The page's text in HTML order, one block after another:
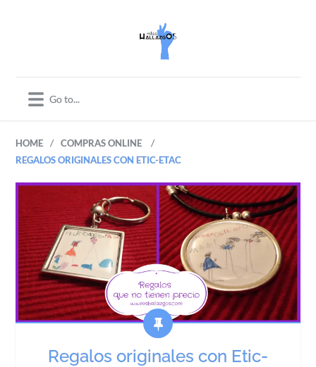
HOME / COMPRAS ONLINE /
REGALOS ORIGINALES CON ETIC-ETAC
Regalos originales con Etic-